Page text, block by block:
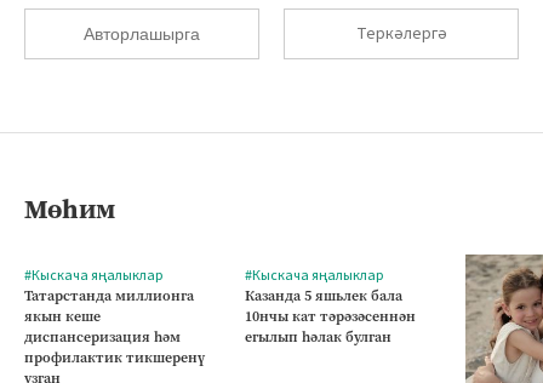
Авторлашырга Теркәлергә
Мөһим
#Кыскача яңалыклар
Татарстанда миллионга
якын кеше
диспансеризация һәм
профилактик тикшеренү
узган
#Кыскача яңалыклар
Казанда 5 яшьлек бала
10нчы кат тәрәзәсеннән
егылып һәлак булган